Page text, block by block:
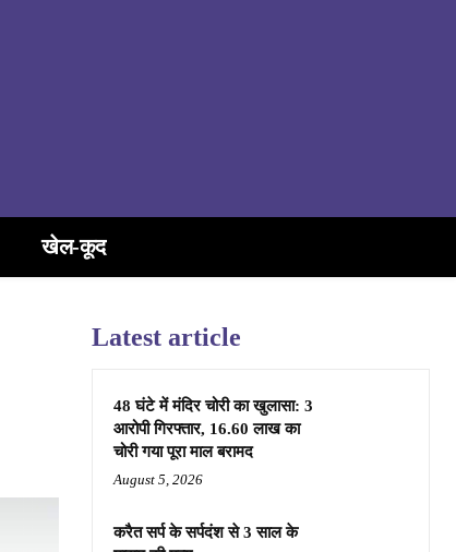
खेल-कूद
Latest article
48 घंटे में मंदिर चोरी का खुलासा: 3
आरोपी गिरफ्तार, 16.60 लाख का
चोरी गया पूरा माल बरामद
August 5, 2026
करैत सर्प के सर्पदंश से 3 साल के